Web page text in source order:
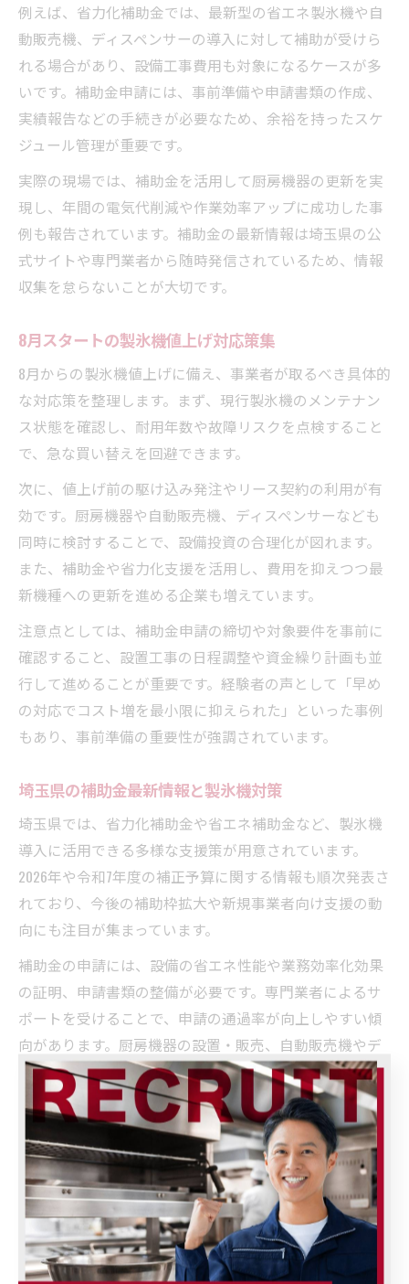
例えば、省力化補助金では、最新型の省エネ製氷機や自
動販売機、ディスペンサーの導入に対して補助が受けら
れる場合があり、設備工事費用も対象になるケースが多
いです。補助金申請には、事前準備や申請書類の作成、
実績報告などの手続きが必要なため、余裕を持ったスケ
ジュール管理が重要です。
実際の現場では、補助金を活用して厨房機器の更新を実
現し、年間の電気代削減や作業効率アップに成功した事
例も報告されています。補助金の最新情報は埼玉県の公
式サイトや専門業者から随時発信されているため、情報
収集を怠らないことが大切です。
8月スタートの製氷機値上げ対応策集
8月からの製氷機値上げに備え、事業者が取るべき具体的
な対応策を整理します。まず、現行製氷機のメンテナン
ス状態を確認し、耐用年数や故障リスクを点検すること
で、急な買い替えを回避できます。
次に、値上げ前の駆け込み発注やリース契約の利用が有
効です。厨房機器や自動販売機、ディスペンサーなども
同時に検討することで、設備投資の合理化が図れます。
また、補助金や省力化支援を活用し、費用を抑えつつ最
新機種への更新を進める企業も増えています。
注意点としては、補助金申請の締切や対象要件を事前に
確認すること、設置工事の日程調整や資金繰り計画も並
行して進めることが重要です。経験者の声として「早め
の対応でコスト増を最小限に抑えられた」といった事例
もあり、事前準備の重要性が強調されています。
埼玉県の補助金最新情報と製氷機対策
埼玉県では、省力化補助金や省エネ補助金など、製氷機
導入に活用できる多様な支援策が用意されています。
2026年や令和7年度の補正予算に関する情報も順次発表さ
れており、今後の補助枠拡大や新規事業者向け支援の動
向にも注目が集まっています。
補助金の申請には、設備の省エネ性能や業務効率化効果
の証明、申請書類の整備が必要です。専門業者によるサ
ポートを受けることで、申請の通過率が向上しやすい傾
向があります。厨房機器の設置・販売、自動販売機やデ
ィスペンサーの設置、倉庫内のシーリングファン設置な
ど、幅広い設備工事が補助対象となる場合もあるため、
自社の事業内容に合わせて最適な補助金を選択しましょ
う。
また、補助金ごとに締切や対象条件が異なるため、こま
めな情報収集と早期行動が成功の秘訣です。地域の商工
会議所や県の公式サイト、専門施工業者からの最新情報
にも常に目を向けましょう。